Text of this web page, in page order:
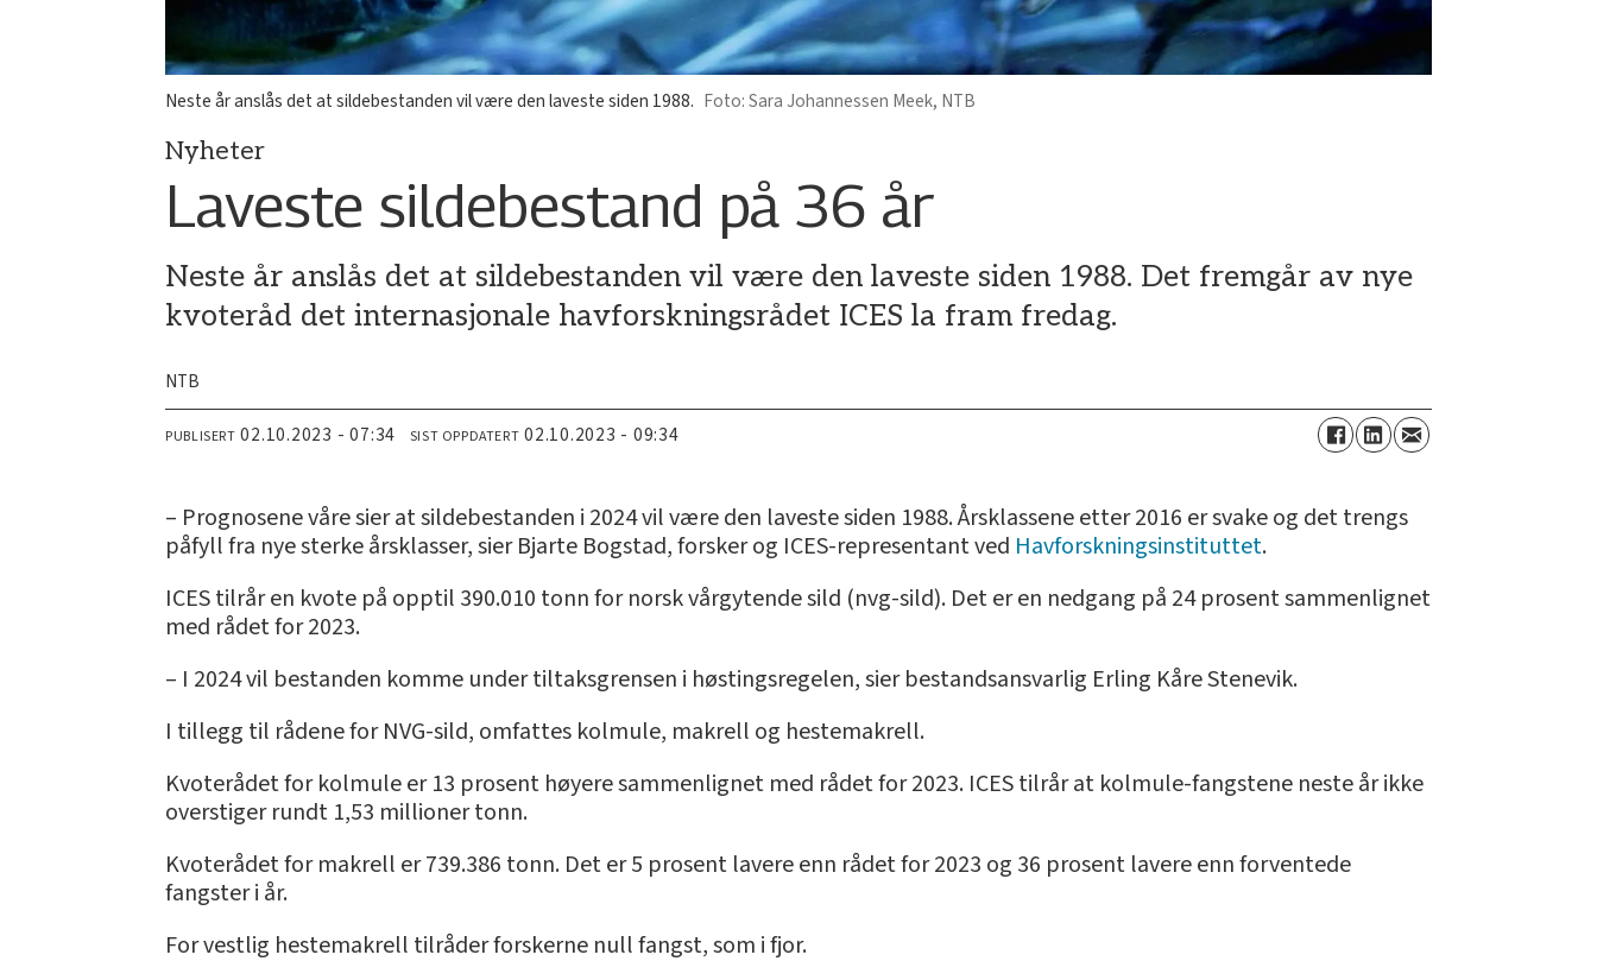
Neste år anslås det at sildebestanden vil være den laveste siden 1988. Sara Johannessen Meek, NTB
Nyheter
Laveste sildebestand på 36 år
Neste år anslås det at sildebestanden vil være den laveste siden 1988. Det fremgår av nye
kvoteråd det internasjonale havforskningsrådet ICES la fram fredag.
NTB
PUBLISERT 02.10.2023 - 07:34 SIST OPPDATERT 02.10.2023 - 09:34
– Prognosene våre sier at sildebestanden i 2024 vil være den laveste siden 1988. Årsklassene etter 2016 er svake og det trengs
påfyll fra nye sterke årsklasser, sier Bjarte Bogstad, forsker og ICES-representant ved Havforskningsinstituttet.
ICES tilrår en kvote på opptil 390.010 tonn for norsk vårgytende sild (nvg-sild). Det er en nedgang på 24 prosent sammenlignet
med rådet for 2023.
– I 2024 vil bestanden komme under tiltaksgrensen i høstingsregelen, sier bestandsansvarlig Erling Kåre Stenevik.
I tillegg til rådene for NVG-sild, omfattes kolmule, makrell og hestemakrell.
Kvoterådet for kolmule er 13 prosent høyere sammenlignet med rådet for 2023. ICES tilrår at kolmule-fangstene neste år ikke
overstiger rundt 1,53 millioner tonn.
Kvoterådet for makrell er 739.386 tonn. Det er 5 prosent lavere enn rådet for 2023 og 36 prosent lavere enn forventede
fangster i år.
For vestlig hestemakrell tilråder forskerne null fangst, som i fjor.